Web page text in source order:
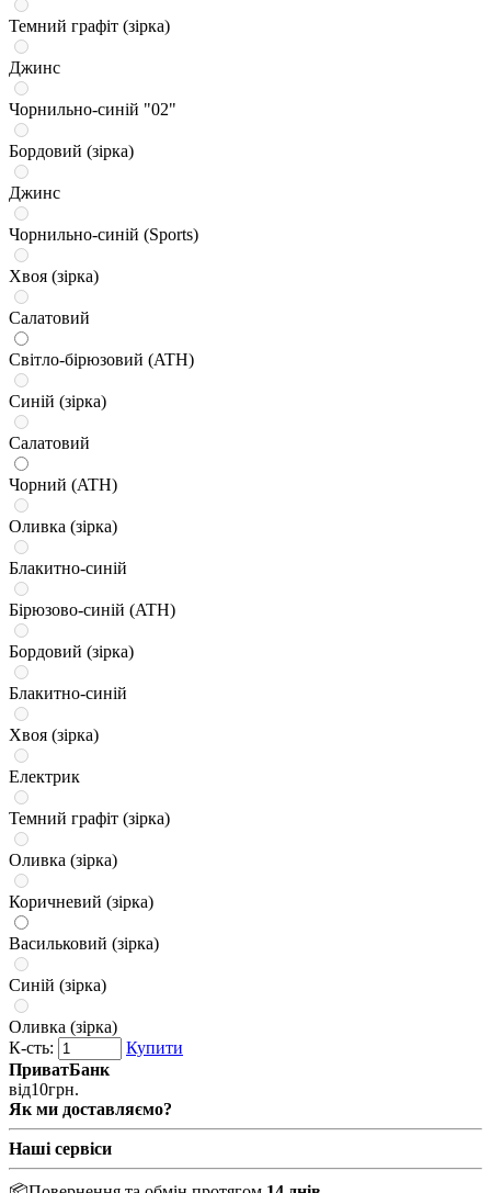
Темний графіт (зірка)
Джинс
Чорнильно-синій "02"
Бордовий (зірка)
Джинс
Чорнильно-синій (Sports)
Хвоя (зірка)
Салатовий
Світло-бірюзовий (ATH)
Синій (зірка)
Салатовий
Чорний (ATH)
Оливка (зірка)
Блакитно-синій
Бірюзово-синій (ATH)
Бордовий (зірка)
Блакитно-синій
Хвоя (зірка)
Електрик
Темний графіт (зірка)
Оливка (зірка)
Коричневий (зірка)
Васильковий (зірка)
Синій (зірка)
Оливка (зірка)
К-сть:
Купити
ПриватБанк
від10грн.
Як ми доставляємо?
Наші сервіси